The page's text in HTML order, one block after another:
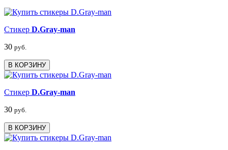
Стикер D.Gray-man
30 руб.
В КОРЗИНУ
Стикер D.Gray-man
30 руб.
В КОРЗИНУ